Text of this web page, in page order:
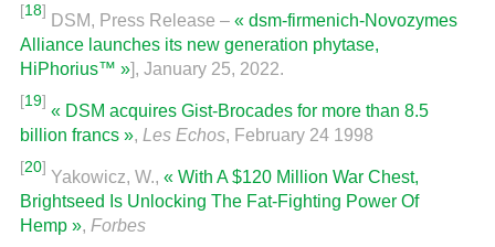
[18]
DSM, Press Release – « dsm-firmenich-Novozymes
Alliance launches its new generation phytase,
HiPhorius™ »], January 25, 2022.
[19]
« DSM acquires Gist-Brocades for more than 8.5
billion francs », Les Echos, February 24 1998
[20]
Yakowicz, W., « With A $120 Million War Chest,
Brightseed Is Unlocking The Fat-Fighting Power Of
Hemp », Forbes